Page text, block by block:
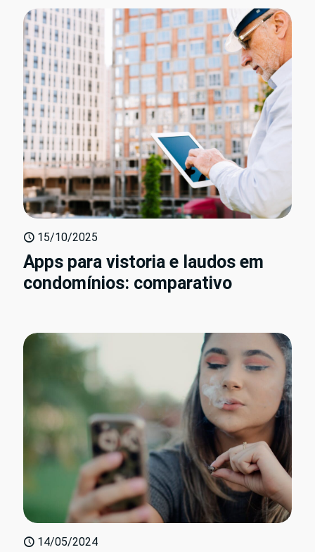
15/10/2025
Apps para vistoria e laudos em
condomínios: comparativo
14/05/2024